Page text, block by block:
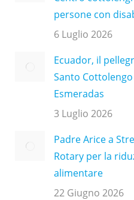
persone con
6 Luglio 2026
Ecuador, il
Santo
Esmeradas
3 Luglio 2026
Padre Arice a
Rotary per la
alimentare
22 Giugno 2026